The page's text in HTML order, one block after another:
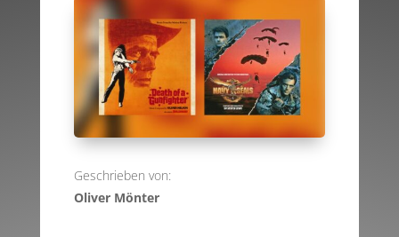
Geschrieben von:
Oliver Mönter